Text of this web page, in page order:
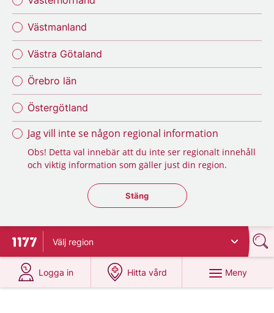
Västmanland
Västra Götaland
Örebro län
Östergötland
Jag vill inte se någon regional information
Obs! Detta val innebär att du inte ser regionalt innehåll
och viktig information som gäller just din region.
Stäng regionsväljaren
Stäng
Till startsidan för 1177
Välj region
Logga in
på 1177.se
Hitta vård
på 1177.se
Meny